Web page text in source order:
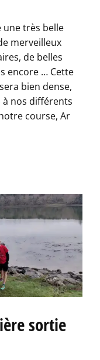
une très belle
merveilleux
de belles
encore … Cette
bien dense,
nos différents
course, Ar
sortie